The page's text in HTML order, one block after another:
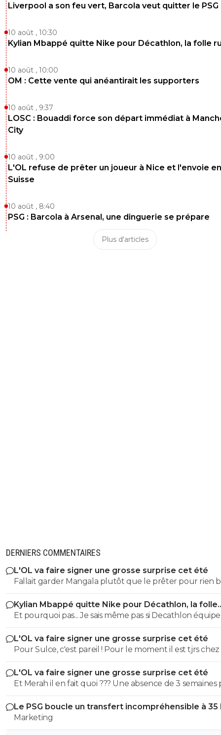
Liverpool a son feu vert, Barcola veut quitter le PSG
10 août , 10:30
Kylian Mbappé quitte Nike pour Décathlon, la folle
10 août , 10:00
OM : Cette vente qui anéantirait les supporters
10 août , 9:37
LOSC : Bouaddi force son départ immédiat à
City
10 août , 9:00
L'OL refuse de prêter un joueur à Nice et l'envoie en
Suisse
10 août , 8:40
PSG : Barcola à Arsenal, une dinguerie se prépare
Plus d'articles
DERNIERS COMMENTAIRES
L'OL va faire signer une grosse surprise cet été
Fallait garder Mangala plutôt que le prêter pour rien
d'idiots
Kylian Mbappé quitte Nike pour Décathlon, la folle
rumeur
Et pourquoi pas... Je sais même pas si Decathlon
clubs professionnels ou amateurs pour les maillots de
L'OL va faire signer une grosse surprise cet été
Pour Sulce, c'est pareil ! Pour le moment il est tjrs chez
Et si vraiment il s'en passe parce qu'il est en partance
veut pas prendre le risque de le blesser pour gagner
mais que de l'autre côté tu en perds 50
es éliminé.....
L'OL va faire signer une grosse surprise cet été
Et Merah il en fait quoi ??? Une absence de 3 semaines
une entorse... ça va Il est pas en sucre non plus le petit A un
moment donné va falloir lui donner du temps de jeu
harceler il aurait été utile demain !
Le PSG boucle un transfert incompréhensible à 35
Marketing